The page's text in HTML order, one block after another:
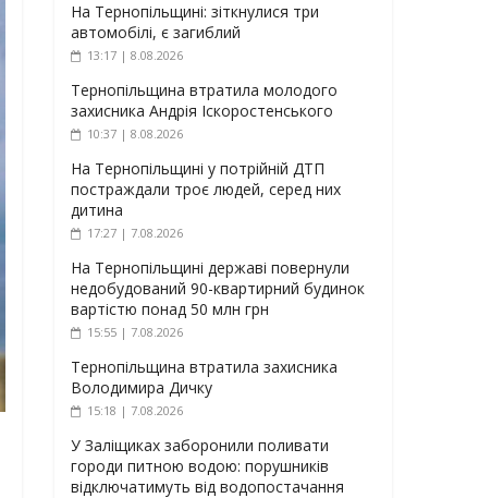
На Тернопільщині: зіткнулися три
автомобілі, є загиблий
13:17 | 8.08.2026
Тернопільщина втратила молодого
захисника Андрія Іскоростенського
10:37 | 8.08.2026
На Тернопільщині у потрійній ДТП
постраждали троє людей, серед них
дитина
17:27 | 7.08.2026
На Тернопільщині державі повернули
недобудований 90-квартирний будинок
вартістю понад 50 млн грн
15:55 | 7.08.2026
Тернопільщина втратила захисника
Володимира Дичку
15:18 | 7.08.2026
У Заліщиках заборонили поливати
городи питною водою: порушників
відключатимуть від водопостачання